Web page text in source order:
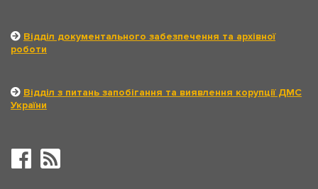
Відділ документального забезпечення та архівної
роботи
Відділ з питань запобігання та виявлення корупції ДМС
України